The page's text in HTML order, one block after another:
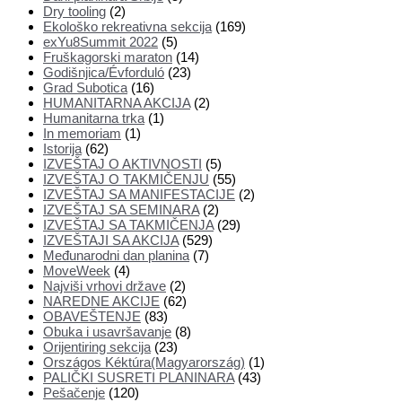
Dry tooling (2)
Ekološko rekreativna sekcija(169)
exYu8Summit 2022 (5)
Fruškagorski maraton (14)
Godišnjica/Évforduló (23)
Grad Subotica(16)
HUMANITARNA AKCIJA(2)
Humanitarna trka(1)
In memoriam (1)
Istorija(62)
IZVEŠTAJ O AKTIVNOSTI (5)
IZVEŠTAJ O TAKMIČENJU (55)
IZVEŠTAJ SA MANIFESTACIJE (2)
IZVEŠTAJ SA SEMINARA(2)
IZVEŠTAJ SA TAKMIČENJA(29)
IZVEŠTAJI SA AKCIJA(529)
Međunarodni dan planina(7)
MoveWeek (4)
Najviši vrhovi države (2)
NAREDNE AKCIJE (62)
OBAVEŠTENJE (83)
Obuka i usavršavanje (8)
Orijentiring sekcija(23)
Országos Kéktúra(Magyarország) (1)
PALIČKI SUSRETI PLANINARA(43)
Pešačenje (120)